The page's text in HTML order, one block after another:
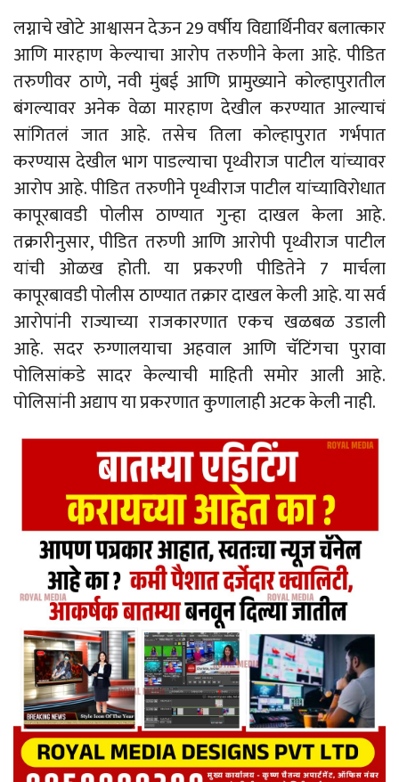
लग्नाचे खोटे आश्वासन देऊन 29 वर्षीय विद्यार्थिनीवर बलात्कार
आणि मारहाण केल्याचा आरोप तरुणीने केला आहे. पीडित
तरुणीवर ठाणे, नवी मुंबई आणि प्रामुख्याने कोल्हापुरातील
बंगल्यावर अनेक वेळा मारहाण देखील करण्यात आल्याचं
सांगितलं जात आहे. तसेच तिला कोल्हापुरात गर्भपात
करण्यास देखील भाग पाडल्याचा पृथ्वीराज पाटील यांच्यावर
आरोप आहे. पीडित तरुणीने पृथ्वीराज पाटील यांच्याविरोधात
कापूरबावडी पोलीस ठाण्यात गुन्हा दाखल केला आहे.
तक्रारीनुसार, पीडित तरुणी आणि आरोपी पृथ्वीराज पाटील
यांची ओळख होती. या प्रकरणी पीडितेने 7 मार्चला
कापूरबावडी पोलीस ठाण्यात तक्रार दाखल केली आहे. या सर्व
आरोपांनी राज्याच्या राजकारणात एकच खळबळ उडाली
आहे. सदर रुग्णालयाचा अहवाल आणि चॅटिंगचा पुरावा
पोलिसांकडे सादर केल्याची माहिती समोर आली आहे.
पोलिसांनी अद्याप या प्रकरणात कुणालाही अटक केली नाही.